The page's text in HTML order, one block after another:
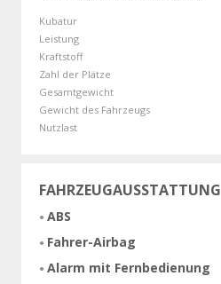
Kubatur
Leistung
Kraftstoff
Zahl der Plätze
Gesamtgewicht
Gewicht des Fahrzeugs
Nutzlast
FAHRZEUGAUSSTATTUNG
ABS
Fahrer-Airbag
Alarm mit Fernbedienung